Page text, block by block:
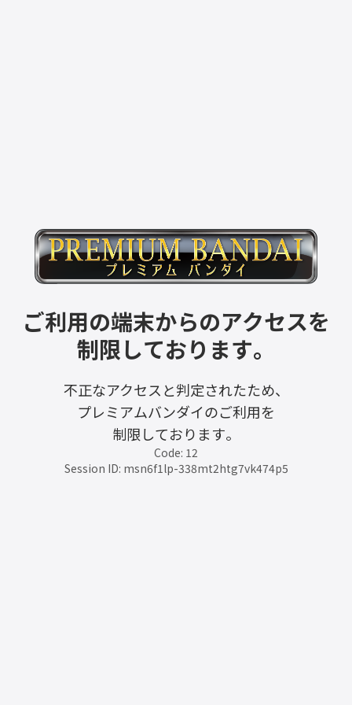
ご利用の端末からのアクセスを
制限しております。
不正なアクセスと判定されたため、
プレミアムバンダイのご利用を
制限しております。
Code: 12
Session ID: msn6f1lp-338mt2htg7vk474p5